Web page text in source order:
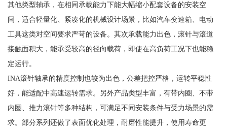
其他类型轴承，在相同承载能力下能大幅缩小配套设备的安装空
间，适合轻量化、紧凑化的机械设计场景，比如汽车变速箱、电动
工具这类对空间要求严苛的设备。其次承载能力出色，滚针与滚道
接触面积大，能承受较高的径向载荷，即使在高负荷工况下也能稳
定运行。
INA滚针轴承的精度控制也较为出色，公差把控严格，运转平稳性
好，能适配中高速运转需求。另外产品类型丰富，有带内圈、不带
内圈、推力滚针等多种结构，可满足不同安装条件与受力场景的需
求。部分系列还做了表面优化处理，耐磨性能提升，使用寿命更